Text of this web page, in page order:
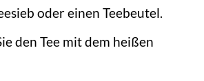
oder einen Teebeutel.
den Tee mit dem heißen